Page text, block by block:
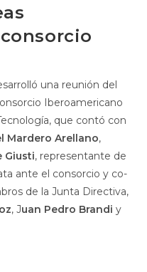
una reunión del
Iberoamericano
que contó con
Mardero Arellano,
Giusti, representante de
ante el consorcio y co-
de la Junta Directiva,
, Juan Pedro Brandi y